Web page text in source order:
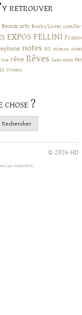
retrouver
Beaux arts Books/Livres camille
EXPOS FELLINI
notes NS oiseau
rue rêve Rêves Sans nom
Viviers
chose ?
© 2026 HD
par SophieWeb.